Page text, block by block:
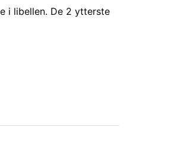
i libellen. De 2 ytterste